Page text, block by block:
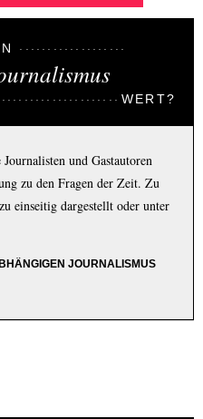
WERT?
und Gastautoren
zu den Fragen der Zeit. Zu
einseitig dargestellt oder unter
JOURNALISMUS